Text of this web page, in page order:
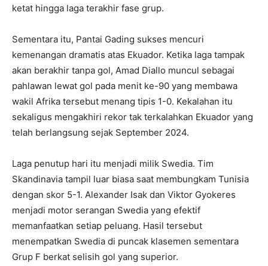
ketat hingga laga terakhir fase grup.
Sementara itu, Pantai Gading sukses mencuri
kemenangan dramatis atas Ekuador. Ketika laga tampak
akan berakhir tanpa gol, Amad Diallo muncul sebagai
pahlawan lewat gol pada menit ke-90 yang membawa
wakil Afrika tersebut menang tipis 1-0. Kekalahan itu
sekaligus mengakhiri rekor tak terkalahkan Ekuador yang
telah berlangsung sejak September 2024.
Laga penutup hari itu menjadi milik Swedia. Tim
Skandinavia tampil luar biasa saat membungkam Tunisia
dengan skor 5-1. Alexander Isak dan Viktor Gyokeres
menjadi motor serangan Swedia yang efektif
memanfaatkan setiap peluang. Hasil tersebut
menempatkan Swedia di puncak klasemen sementara
Grup F berkat selisih gol yang superior.